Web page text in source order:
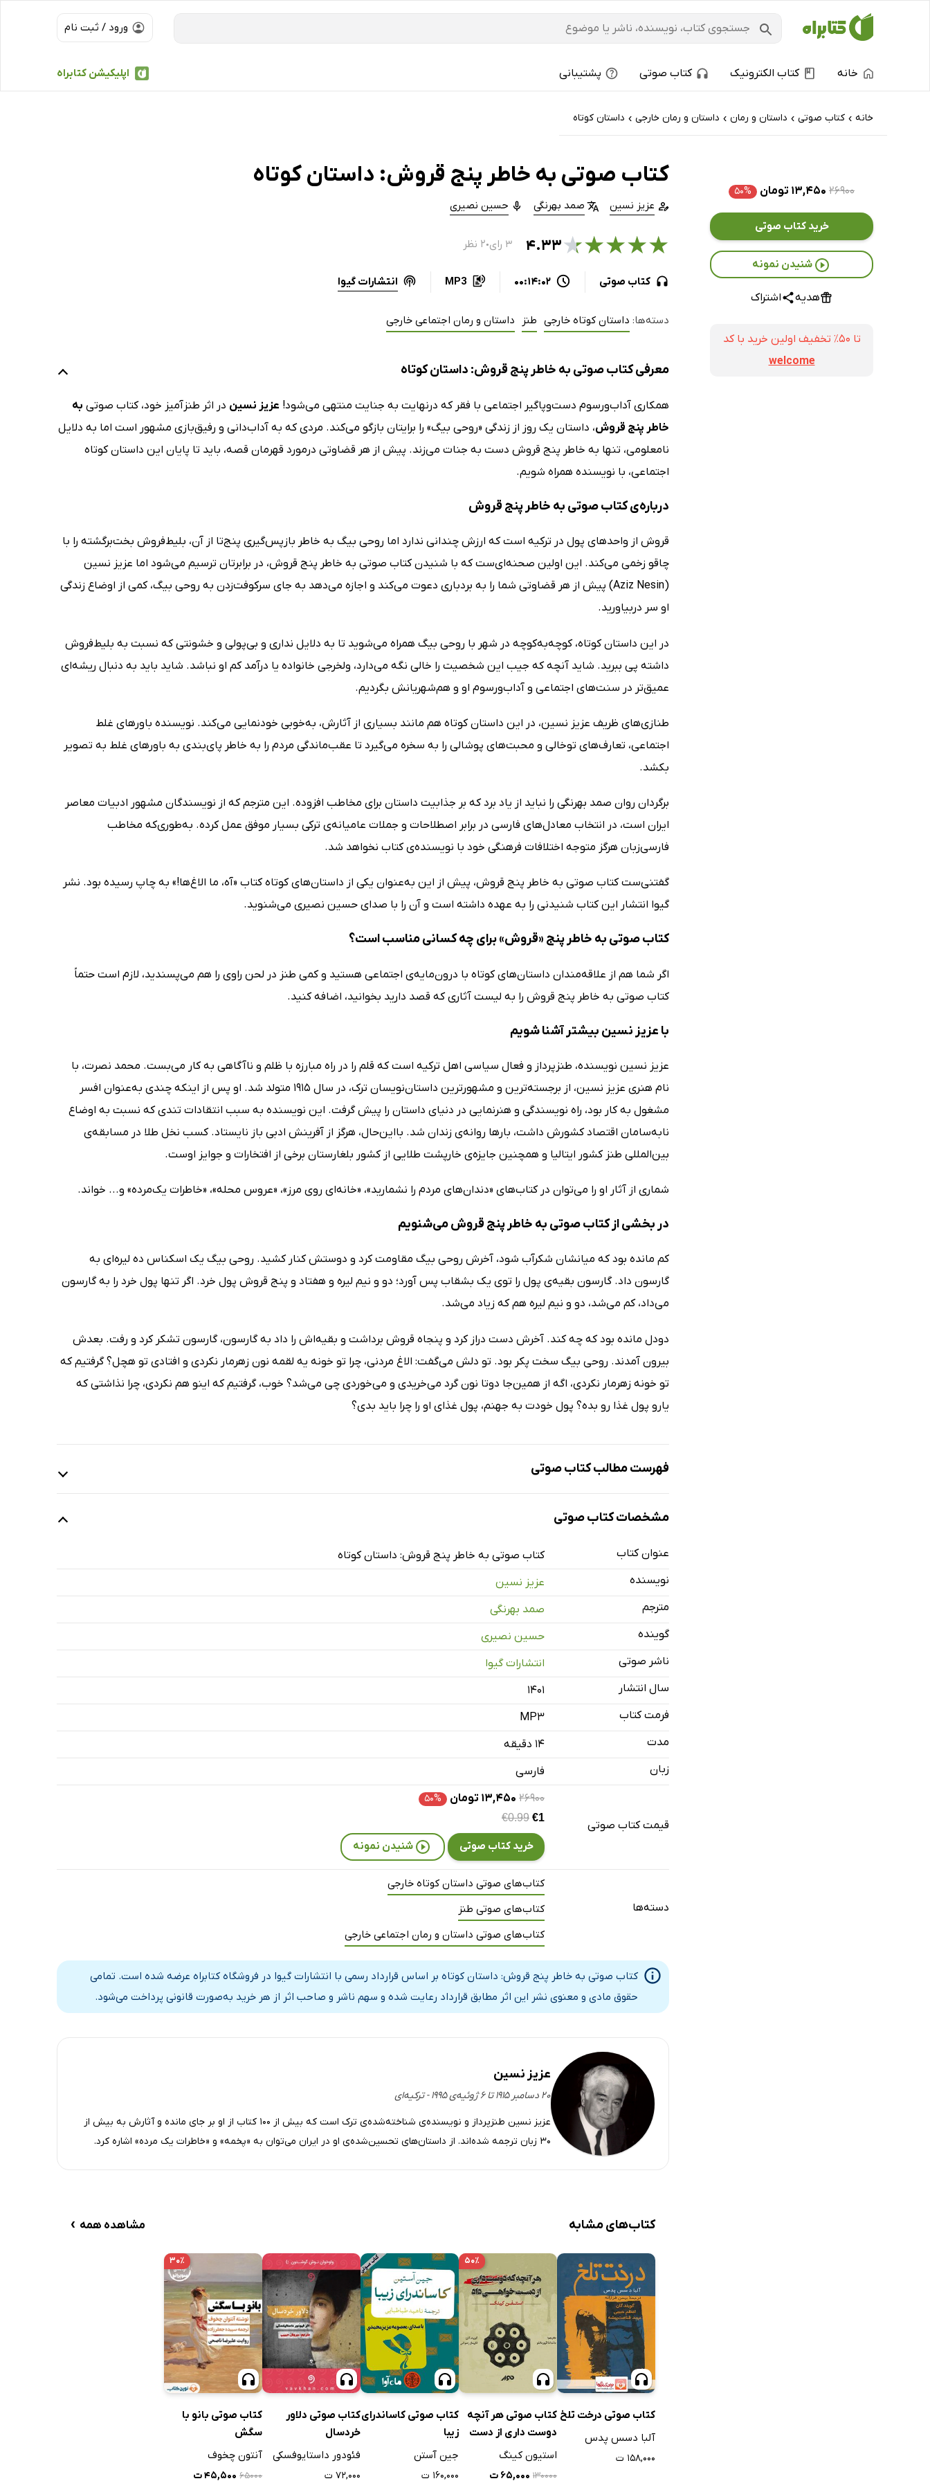
ورود / ثبت نام
اپلیکیشن کتابراه خانه کتاب الکترونیک کتاب صوتی پشتیبانی
خانه › کتاب‌ صوتی › داستان و رمان › داستان و رمان خارجی › داستان کوتاه
۲۶۹۰۰ ۱۳,۴۵۰ تومان ۵۰%
خرید کتاب صوتی
شنیدن نمونه
هدیه اشتراک
تا ۵۰٪ تخفیف اولین خرید با کد
welcome
کتاب صوتی به خاطر پنج قروش: داستان کوتاه
عزیز نسین صمد بهرنگی حسین نصیری
★
★
★
★
★۴.۳۳ ۳ رای ● ۲ نظر
کتاب صوتی 00:14:02
MP3 انتشارات گیوا
دسته‌ها: داستان کوتاه خارجی طنز داستان و رمان اجتماعی خارجی
معرفی کتاب صوتی به خاطر پنج قروش: داستان کوتاه
همکاری آداب‌و‌رسوم دست‌و‌پاگیر اجتماعی با فقر که درنهایت به جنایت منتهی می‌شود! عزیز نسین در اثر طنزآمیز خود، کتاب صوتی به
خاطر پنج قروش، داستان یک روز از زندگی «روحی بیگ» را برایتان بازگو می‌کند. مردی که به آداب‌دانی و رفیق‌بازی مشهور است اما به دلایل
نامعلومی، تنها به خاطر پنج قروش دست به جنات می‌زند. پیش از هر قضاوتی درمورد قهرمان قصه، باید تا پایان این داستان کوتاه
اجتماعی، با نویسنده همراه شویم.
درباره‌ی کتاب صوتی به خاطر پنج قروش
قروش از واحدهای پول در ترکیه است که ارزش چندانی ندارد اما روحی بیگ به خاطر بازپس‌گیری پنج‌تا از آن، بلیط‌فروش بخت‌برگشته را با
چاقو زخمی می‌کند. این اولین صحنه‌ای‌ست که با شنیدن کتاب صوتی به خاطر پنج قروش، در برابرتان ترسیم می‌شود اما عزیز نسین
(Aziz Nesin) پیش از هر قضاوتی شما را به بردباری دعوت می‌کند و اجازه‌ می‌دهد به جای سرکوفت‌زدن به روحی بیگ، کمی از اوضاع زندگی
او سر دربیاورید.
در این داستان کوتاه، کوچه‌به‌کوچه در شهر با روحی بیگ همراه می‌شوید تا به دلایل نداری و بی‌پولی و خشونتی که نسبت به بلیط‌فروش
داشته پی ببرید. شاید آنچه که جیب این شخصیت را خالی نگه می‌دارد، ولخرجی خانواده یا درآمد کم او نباشد. شاید باید به دنبال ریشه‌ای
عمیق‌تر در سنت‌های اجتماعی و آداب‌ورسوم او و هم‌شهریانش بگردیم.
طنازی‌های ظریف عزیز نسین، در این داستان کوتاه هم مانند بسیاری از آثارش، به‌خوبی خودنمایی می‌کند. نویسنده باورهای غلط
اجتماعی، تعارف‌های توخالی و محبت‌های پوشالی را به سخره می‌گیرد تا عقب‌ماندگی مردم را به خاطر پای‌بندی به باورهای غلط به تصویر
بکشد.
برگردان روان صمد بهرنگی را نباید از یاد برد که بر جذابیت داستان برای مخاطب افزوده. این مترجم که از نویسندگان مشهور ادبیات معاصر
ایران است، در انتخاب معادل‌های فارسی در برابر اصطلاحات و جملات عامیانه‌ی ترکی بسیار موفق عمل کرده. به‌طوری‌که مخاطب
فارسی‌زبان هرگز متوجه اختلافات فرهنگی خود با نویسنده‌ی کتاب نخواهد شد.
گفتنی‌ست کتاب صوتی به خاطر پنج قروش، پیش از این به‌عنوان یکی از داستان‌های کوتاه کتاب «آه، ما الاغ‌ها!» به چاپ رسیده بود. نشر
گیوا انتشار این کتاب شنیدنی را به عهده داشته است و آن را با صدای حسین نصیری می‌شنوید.
کتاب صوتی به خاطر پنج «قروش» برای چه کسانی مناسب است؟
اگر شما هم از علاقه‌مندان داستان‌های کوتاه با درون‌مایه‌ی اجتماعی هستید و کمی طنز در لحن راوی را هم می‌پسندید، لازم است حتماً
کتاب صوتی به خاطر پنج قروش را به لیست آثاری که قصد دارید بخوانید، اضافه کنید.
با عزیز نسین بیشتر آشنا شویم
عزیز نسین نویسنده، طنزپرداز و فعال سیاسی اهل ترکیه است که قلم را در راه مبارزه با ظلم و ناآگاهی به کار می‌بست. محمد نصرت، با
نام هنری عزیز نسین، از برجسته‌ترین و مشهورترین‌ داستان‌نویسان ترک، در سال 1915 متولد شد. او پس از اینکه چندی به‌عنوان افسر
مشغول به کار بود، راه نویسندگی و هنرنمایی در دنیای داستان را پیش گرفت. این نویسنده به سبب انتقادات تندی که نسبت به اوضاع
نابه‌سامان اقتصاد کشورش داشت، بارها روانه‌ی زندان شد. بااین‌حال، هرگز از آفرینش ادبی باز نایستاد. کسب نخل طلا در مسابقه‌ی
بین‌المللی طنز کشور ایتالیا و همچنین جایزه‌ی خارپشت طلایی از کشور بلغارستان برخی از افتخارات و جوایز اوست.
شماری از آثار او را می‌توان در کتاب‌های «دندان‌های مردم را نشمارید»، «خانه‌ای روی مرز»، «عروس محله»، «خاطرات یک‌مرده» و... خواند.
در بخشی از کتاب صوتی به خاطر پنج قروش می‌شنویم
کم مانده بود که میانشان شکرآب شود، آخرش روحی بیگ مقاومت کرد و دوستش کنار کشید. روحی بیگ یک اسکناس ده لیره‌ای به
گارسون داد. گارسون بقیه‌ی پول را توی یک بشقاب پس آورد؛ دو و نیم لیره و هفتاد و پنج قروش پول خرد. اگر تنها پول خرد را به گارسون
می‌داد، کم می‌شد، دو و نیم لیره هم که زیاد می‌شد.
دودل مانده بود که چه کند. آخرش دست دراز کرد و پنجاه قروش برداشت و بقیه‌اش را داد به گارسون، گارسون تشکر کرد و رفت. بعدش
بیرون آمدند. روحی بیگ سخت پکر بود. تو دلش می‌گفت: الاغ مردنی، چرا تو خونه یه لقمه نون زهرمار نکردی و افتادی تو هچل؟ گرفتیم که
تو خونه زهرمار نکردی، اگه از همین‌جا دوتا نون گرد می‌خریدی و می‌خوردی چی می‌شد؟ خوب، گرفتیم که اینو هم نکردی، چرا نذاشتی که
یارو پول غذا رو بده؟ پول خودت به جهنم، پول غذای او را چرا باید بدی؟
فهرست مطالب کتاب صوتی
نمونه
به خاطر پنج قروش
مشخصات کتاب صوتی
عنوان کتاب
کتاب صوتی به خاطر پنج قروش: داستان کوتاه
نویسنده
عزیز نسین
مترجم
صمد بهرنگی
گوینده
حسین نصیری
ناشر صوتی
انتشارات گیوا
سال انتشار
۱۴۰۱
فرمت کتاب
MP3
مدت
۱۴ دقیقه
زبان
فارسی
قیمت کتاب صوتی
۲۶۹۰۰ ۱۳,۴۵۰ تومان ۵۰%
€0.99 €1
خرید کتاب صوتی شنیدن نمونه
دسته‌ها
کتاب‌های صوتی داستان کوتاه خارجی
کتاب‌های صوتی طنز
کتاب‌های صوتی داستان و رمان اجتماعی خارجی
کتاب صوتی به خاطر پنج قروش: داستان کوتاه بر اساس قرارداد رسمی با انتشارات گیوا در فروشگاه کتابراه عرضه شده است. تمامی
حقوق مادی و معنوی نشر این اثر مطابق قرارداد رعایت شده و سهم ناشر و صاحب اثر از هر خرید به‌صورت قانونی پرداخت می‌شود.
عزیز نسین
۲۰ دسامبر ۱۹۱۵ تا ۶ ژوئیه‌ی ۱۹۹۵ - ترکیه‌ای
عزیز نسین طنز‌پرداز و‌ نویسنده‌ی شناخته‌شده‌ی ترک است که بیش از 100 کتاب از او بر جای‌ مانده و آثارش به بیش از
30 زبان ترجمه شده‌اند. از داستان‌های تحسین‌شده‌ی او در ایران می‌توان به «پخمه» و «خاطرات یک مرده» اشاره کرد.
کتاب‌های مشابه مشاهده همه ›
کتاب صوتی درخت تلخ
آلبا دسس پدس
۱۵۸,۰۰۰ ت
۵۰٪
کتاب صوتی هر آنچه
دوست داری از دست
خواهی داد
استیون کینگ
۱۳۰۰۰۰ ۶۵,۰۰۰ ت
کتاب صوتی کاساندرای
زیبا
جین آستن
۱۶۰,۰۰۰ ت
کتاب صوتی دلاور
خردسال
فئودور داستایوفسکی
۷۲,۰۰۰ ت
۳۰٪
کتاب صوتی بانو با
سگش
آنتون چخوف
۶۵۰۰۰ ۴۵,۵۰۰ ت